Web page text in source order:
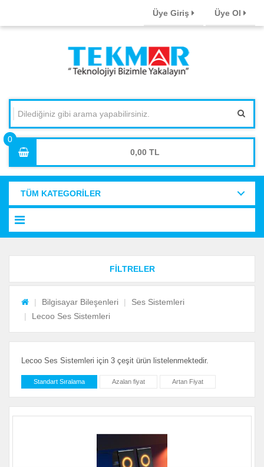
Üye Giriş Üye Ol
0,00
TÜM KATEGORİLER
FİLTRELER
Bilgisayar Bileşenleri
Ses Sistemleri
Lecoo Ses Sistemleri
Lecoo Ses Sistemleri için 3 çeşit ürün listelenmektedir.
Standart Sıralama Azalan fiyat Artan Fiyat